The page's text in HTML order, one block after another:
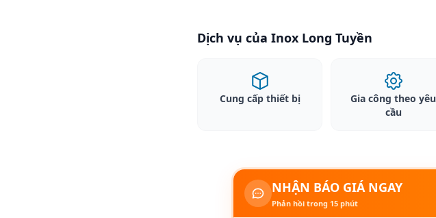
Dịch vụ của Inox Long Tuyền
Cung cấp thiết bị
Gia công theo yêu
cầu
NHẬN BÁO GIÁ NGAY
Phản hồi trong 15 phút